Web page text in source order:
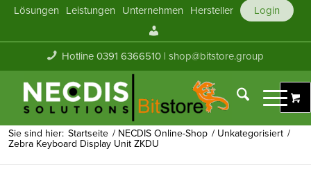
Lösungen Leistungen Unternehmen Hersteller
Login
Konto
Hotline 0391 6366510 |shop@bitstore.group
Sie sind hier: Startseite / NECDIS Online-Shop / Unkategorisiert /
Zebra Keyboard Display Unit ZKDU